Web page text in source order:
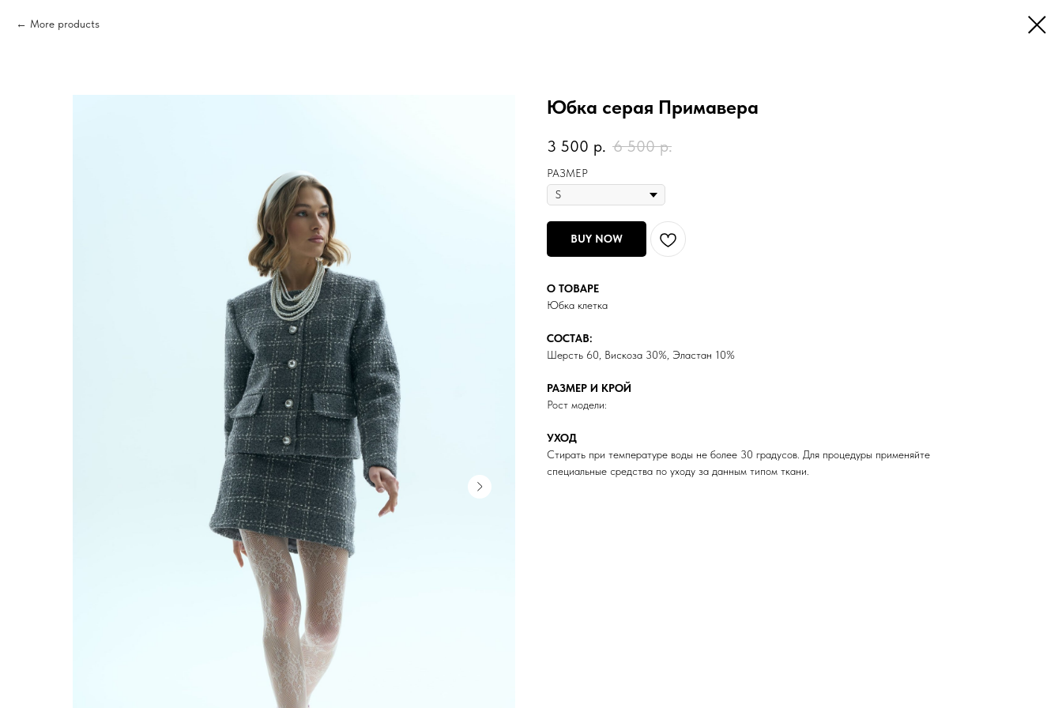
More products
Юбка серая Примавера
3 500 р. 6 500 р.
РАЗМЕР
BUY NOW
О ТОВАРЕ
Юбка клетка
СОСТАВ:
Шерсть 60, Вискоза 30%, Эластан 10%
РАЗМЕР И КРОЙ
Рост модели:
УХОД
Стирать при температуре воды не более 30 градусов. Для процедуры применяйте
специальные средства по уходу за данным типом ткани.